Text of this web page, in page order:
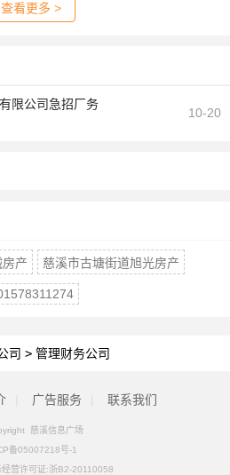
查看更多 >
限公司急招厂务
10-20
产 慈溪市古塘街道旭光房产
司 > 管理财务公司
广告服务 联系我们
慈溪信息广场
备05007218号-1
经营许可证:浙B2-20110058